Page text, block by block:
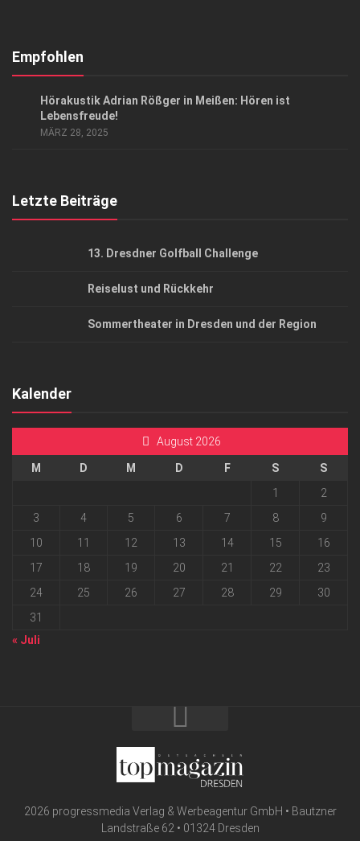
Kontakt, Impressum
Empfohlen
Hörakustik Adrian Rößger in Meißen: Hören ist
Lebensfreude!
MÄRZ 28, 2025
Letzte Beiträge
13. Dresdner Golfball Challenge
Reiselust und Rückkehr
Sommertheater in Dresden und der Region
Kalender
August 2026
M D M D F S
S
1
2
3
4 5 6 7 8
9
10
11 12 13 14 15
16
17
18 19 20 21 22
23
24
25 26 27 28 29
30
31
« Juli
2026 progressmedia Verlag & Werbeagentur GmbH • Bautzner
Landstraße 62 • 01324 Dresden